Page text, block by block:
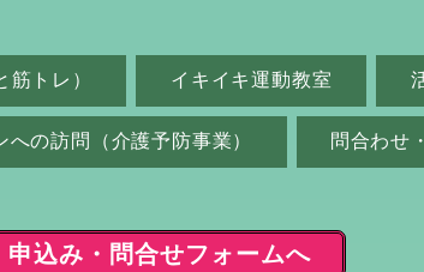
トレ） イキイキ運動教室
への訪問（介護予防事業） 問合わせ
申込み・問合せフォームへ